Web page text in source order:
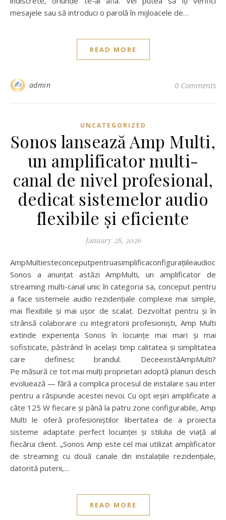
mesajele sau să introduci o parolă în mijloacele de…
READ MORE
admin 0 Comments
UNCATEGORIZED
Sonos lansează Amp Multi,
un amplificator multi-
canal de nivel profesional,
dedicat sistemelor audio
flexibile și eficiente
January 28, 2026
AmpMultiesteconceputpentruasimplificaconfigurațiileaudiocomplexeșiaoferiinstalărimairapideși maiinteligente.
Sonos a anunțat astăzi AmpMulti, un amplificator de
streaming multi-canal unic în categoria sa, conceput pentru
a face sistemele audio rezidențiale complexe mai simple,
mai flexibile și mai ușor de scalat. Dezvoltat pentru și în
strânsă colaborare cu integratorii profesioniști, Amp Multi
extinde experiența Sonos în locuințe mai mari și mai
sofisticate, păstrând în același timp calitatea și simplitatea
care definesc brandul. DeceexistăAmpMulti?
Pe măsură ce tot mai mulți proprietari adoptă planuri
evoluează — fără a complica procesul de instalare sau
pentru a răspunde acestei nevoi. Cu opt ieșiri amplificate a
câte 125 W fiecare și până la patru zone configurabile, Amp
Multi le oferă profesioniștilor libertatea de a proiecta
sisteme adaptate perfect locuinței și stilului de viață al
fiecărui client. „Sonos Amp este cel mai utilizat amplificator
de streaming cu două canale din instalațiile rezidențiale,
datorită puterii,…
READ MORE